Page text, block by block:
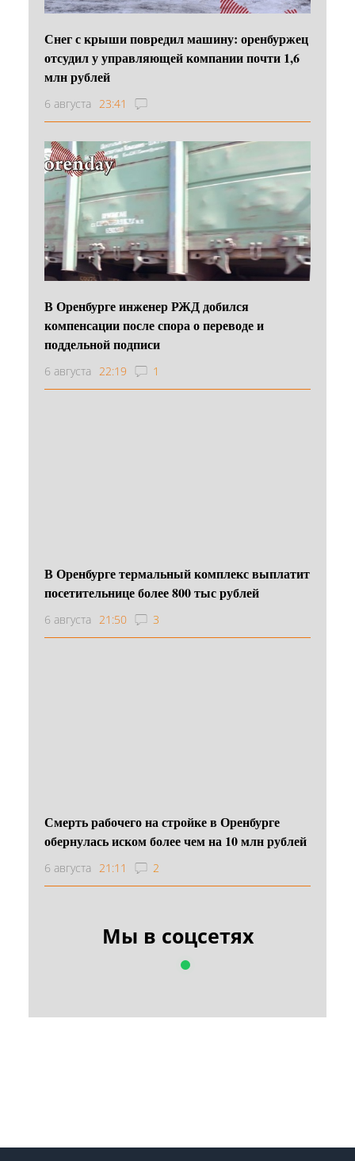
Снег с крыши повредил машину: оренбуржец
отсудил у управляющей компании почти 1,6
млн рублей
6 августа 23:41
В Оренбурге инженер РЖД добился
компенсации после спора о переводе и
поддельной подписи
6 августа 22:19 1
В Оренбурге термальный комплекс выплатит
посетительнице более 800 тыс рублей
6 августа 21:50 3
Смерть рабочего на стройке в Оренбурге
обернулась иском более чем на 10 млн рублей
6 августа 21:11 2
Мы в соцсетях